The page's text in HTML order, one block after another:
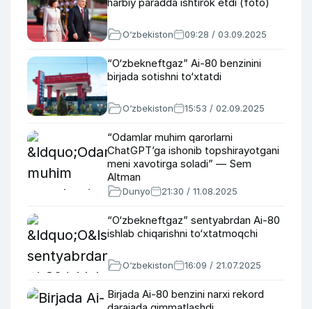
O‘zbekiston 09:28 / 03.09.2025
“O‘zbekneftgaz” Ai-80 benzinini
birjada sotishni to‘xtatdi
O‘zbekiston 15:53 / 02.09.2025
“Odamlar muhim qarorlarni
ChatGPT’ga ishonib topshirayotgani
meni xavotirga soladi” — Sem
Altman
Dunyo 21:30 / 11.08.2025
“O‘zbekneftgaz” sentyabrdan Ai-80
ishlab chiqarishni to‘xtatmoqchi
O‘zbekiston 16:09 / 21.07.2025
Birjada Ai-80 benzini narxi rekord